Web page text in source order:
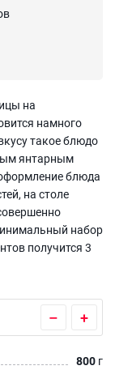
на
намного
такое блюдо
янтарным
блюда
на столе
набор
получится 3
– +
800 г